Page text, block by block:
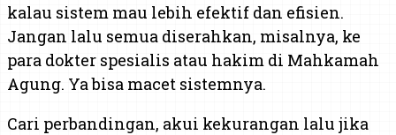
kalau sistem mau lebih efektif dan efisien.
Jangan lalu semua diserahkan, misalnya, ke
para dokter spesialis atau hakim di Mahkamah
Agung. Ya bisa macet sistemnya.
Cari perbandingan, akui kekurangan lalu jika